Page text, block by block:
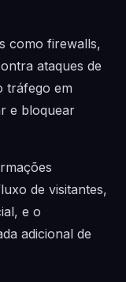
como firewalls,
ataques de
tráfego em
e bloquear
de visitantes,
e o
adicional de